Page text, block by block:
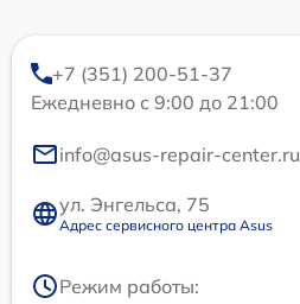
+7 (351) 200-51-37
Ежедневно с 9:00 до 21:00
info@asus-repair-center.ru
ул. Энгельса, 75
Адрес сервисного центра Asus
Режим работы: